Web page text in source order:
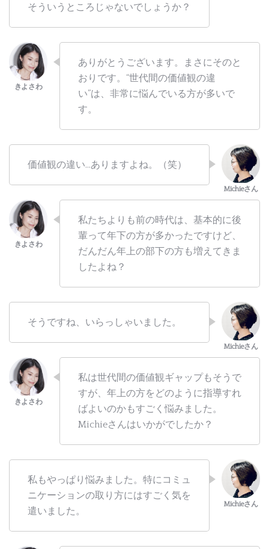
そういうところじゃないでしょうか？
ありがとうございます。まさにそのと
おりです。“世代間の価値観の違
い”は、非常に悩んでいる方が多いで
す。
価値観の違い…ありますよね。（笑）
私たちよりも前の時代は、基本的に後
輩って年下の方が多かったですけど、
だんだん年上の部下の方も増えてきま
したよね？
そうですね、いらっしゃいました。
私は世代間の価値観ギャップもそうで
すが、年上の方をどのように指導すれ
ばよいのかもすごく悩みました。
Michieさんはいかがでしたか？
私もやっぱり悩みました。特にコミュ
ニケーションの取り方にはすごく気を
遣いました。